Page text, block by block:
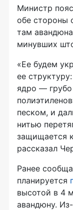
Министр
обе стороны
там
минувших
«Ее будем
ее
ядро — грубо
песком, и
нитью
защищается
рассказал
Ранее
планируется
высотой в 4
авандюну.